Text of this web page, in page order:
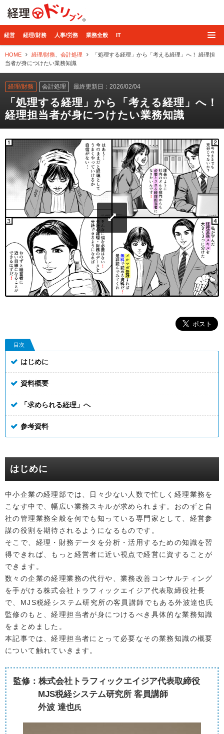
経営 経理/財務 人事/労務 業務全般 IT
HOME 経理/財務 会計処理
「処理する経理」から「考える経理」へ！ 経理担
当者が身につけたい業務知識
経理/財務 会計処理 最終更新日：2026/02/04
「処理する経理」から「考える経理」へ！
経理担当者が身につけたい業務知識
目次
はじめに
資料概要
「求められる経理」へ
参考資料
はじめに
中小企業の経理部では、日々少ない人数で忙しく経理業務を
こなす中で、幅広い業務スキルが求められます。おのずと自
社の管理業務全般を何でも知っている専門家として、経営参
謀の役割を期待されるようになるものです。
そこで、経理・財務データを分析・活用するための知識を習
得できれば、もっと経営者に近い視点で経営に資することが
できます。
数々の企業の経理業務の代行や、業務改善コンサルティング
を手がける株式会社トラフィックエイジア代表取締役社長
で、MJS税経システム研究所の客員講師でもある外波達也氏
監修のもと、経理担当者が身につけるべき具体的な業務知識
をまとめました。
本記事では、経理担当者にとって必要なその業務知識の概要
について触れていきます。
監修：株式会社トラフィックエイジア代表取締役
MJS税経システム研究所 客員講師
外波 達也氏